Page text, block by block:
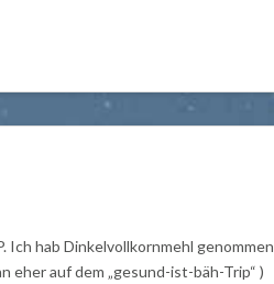
Ich hab Dinkelvollkornmehl genommen
eher auf dem „gesund-ist-bäh-Trip“ )